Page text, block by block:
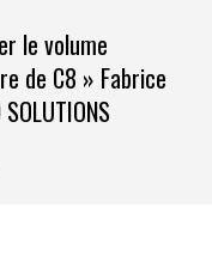
le volume
de C8 » Fabrice